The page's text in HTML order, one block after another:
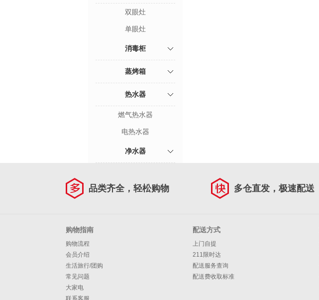
双眼灶
单眼灶
消毒柜
蒸烤箱
热水器
燃气热水器
电热水器
净水器
品类齐全，轻松购物 多仓直发，极速配送
购物指南
购物流程
会员介绍
生活旅行/团购
常见问题
大家电
联系客服
配送方式
上门自提
211限时达
配送服务查询
配送费收取标准